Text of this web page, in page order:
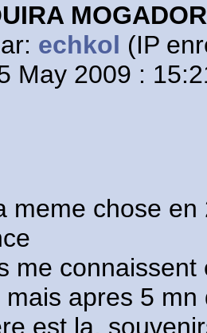
MOGADOR
echkol (IP
May 2009 :
meme chose
me
mais apres 5 mn
est la,